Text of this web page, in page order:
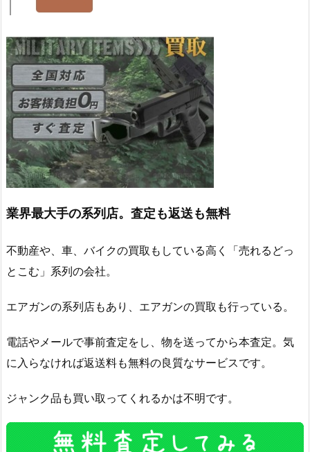
業界最大手の系列店。査定も返送も無料
不動産や、車、バイクの買取もしている高く「売れるどっ
とこむ」系列の会社。
エアガンの系列店もあり、エアガンの買取も行っている。
電話やメールで事前査定をし、物を送ってから本査定。気
に入らなければ返送料も無料の良質なサービスです。
ジャンク品も買い取ってくれるかは不明です。